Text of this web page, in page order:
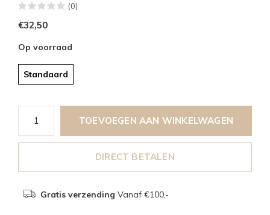
(0)
€32,50
Op voorraad
Standaard
TOEVOEGEN AAN WINKELWAGEN
DIRECT BETALEN
Gratis verzending Vanaf €100,-